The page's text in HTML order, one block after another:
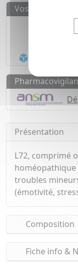
Vos avantages
Présentation
L72, comprimé
troubles
(émotivité,
Composition
Fiche info &